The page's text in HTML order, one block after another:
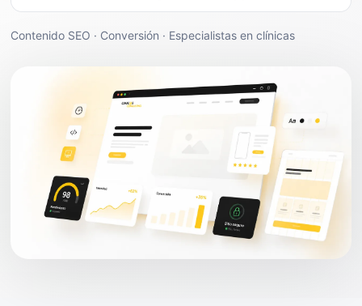
Contenido SEO · Conversión · Especialistas en clínicas